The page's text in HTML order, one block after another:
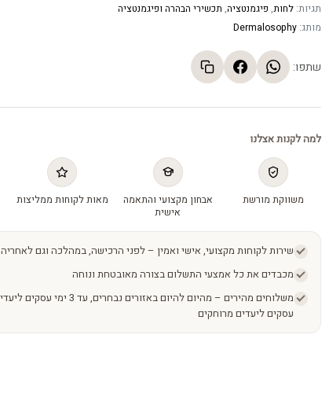
תגיות: לחות, פיגמנטציה, תכשירי הבהרה ופיגמנטציה
מותג: Dermalosophy
שתפו:
למה לקנות אצלנו
משווקת מורשת
אבחון מקצועי והתאמה
אישית
מאות לקוחות ממליצות
שירות לקוחות מקצועי, אישי ואמין – לפני הרכישה, במהלכה וגם לאחריה
מכבדים את כל אמצעי התשלום בצורה מאובטחת ונוחה
עסקים ליעדים מרוחקים